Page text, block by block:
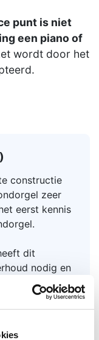
punt is niet
een piano of
wordt door het
constructie
zeer
eerst kennis
dit
nodig en
groot